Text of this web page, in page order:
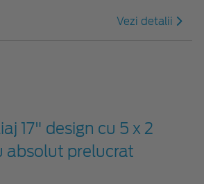
Vezi detalii
17" design cu 5 x 2
absolut prelucrat